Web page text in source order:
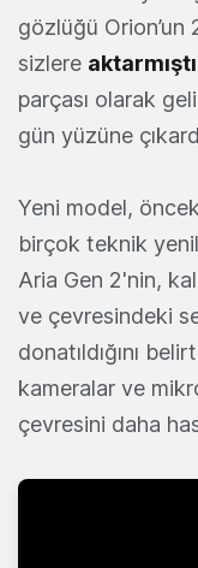
gözlüğü Orion’un
sizlere
parçası olarak
gün yüzüne
Yeni model,
birçok teknik
Aria Gen 2'nin,
ve çevresindeki
donatıldığını
kameralar ve
çevresini daha